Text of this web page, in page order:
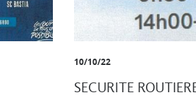
10/10/22
SECURITE